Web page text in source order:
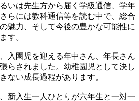
いは先生方から届く学級通信、学年
らには教科通信等を読む中で、総合
魅力、そして今後の豊かな可能性に
す。
入園児を迎える年中さん、年長さん
らされました。幼稚園児として決し
ない成長過程があります。
新入生一人ひとりが六年生と一対一